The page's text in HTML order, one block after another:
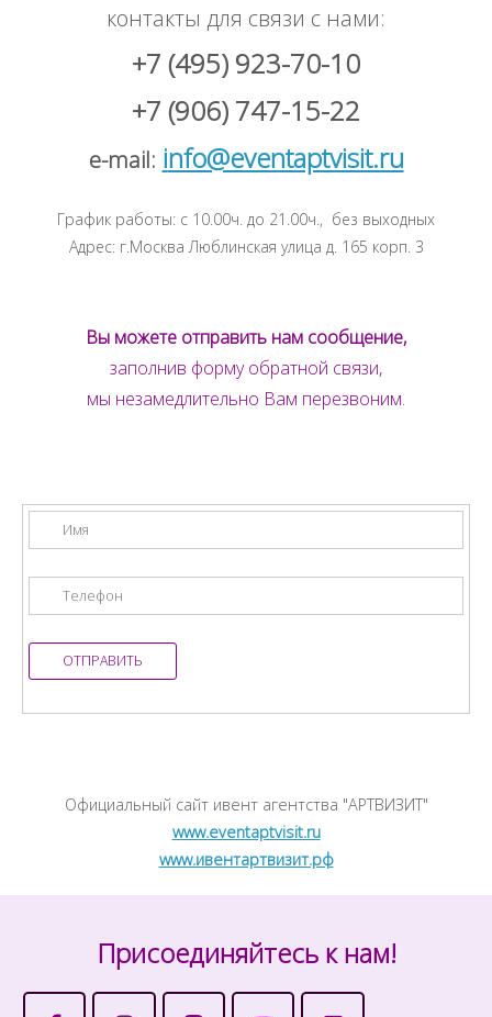
контакты для связи с нами:
+7 (495) 923-70-10
+7 (906) 747-15-22
e-mail: info@eventaptvisit.ru
График работы: с 10.00ч. до 21.00ч., без выходных
Адрес: г.Москва Люблинская улица д. 165 корп. 3
Вы можете отправить нам сообщение,
заполнив форму обратной связи,
мы незамедлительно Вам перезвоним.
Официальный сайт ивент агентства "АРТВИЗИТ"
www.eventaptvisit.ru
www.ивентартвизит.рф
Присоединяйтесь к нам!